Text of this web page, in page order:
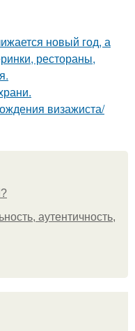
новый год, а
рестораны,
визажиста/
аутентичность,